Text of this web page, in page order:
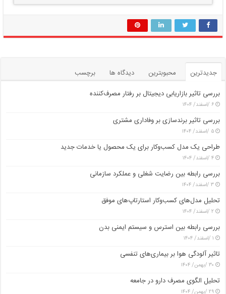
جدیدترین محبوبترین دیدگاه ها
برچسب
بررسی تاثیر بازاریابی دیجیتال بر رفتار مصرف‌کننده
۶ /اسفند/ ۱۴۰۴
بررسی تاثیر برندسازی بر وفاداری مشتری
۵ /اسفند/ ۱۴۰۴
طراحی یک مدل کسب‌وکار برای یک محصول یا خدمات جدید
۴ /اسفند/ ۱۴۰۴
بررسی رابطه بین رضایت شغلی و عملکرد سازمانی
۳ /اسفند/ ۱۴۰۴
تحلیل مدل‌های کسب‌وکار استارتاپ‌های موفق
۲ /اسفند/ ۱۴۰۴
بررسی رابطه بین استرس و سیستم ایمنی بدن
۱ /اسفند/ ۱۴۰۴
تاثیر آلودگی هوا بر بیماری‌های تنفسی
۳۰ /بهمن/ ۱۴۰۴
تحلیل الگوی مصرف دارو در جامعه
۲۹ /بهمن/ ۱۴۰۴